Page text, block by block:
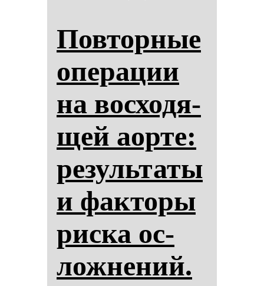
Пов­тор­ные
опе­ра­ции
на вос­хо­дя­
щей аор­те:
ре­зуль­та­ты
и фак­то­ры
рис­ка ос­
лож­не­ний.